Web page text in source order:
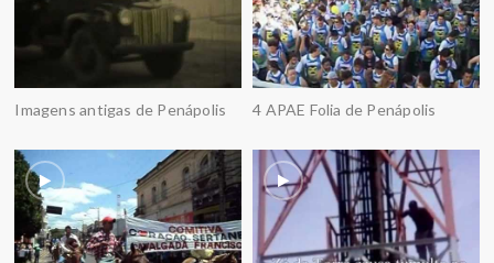
Imagens antigas de Penápolis 4 APAE Folia de Penápolis